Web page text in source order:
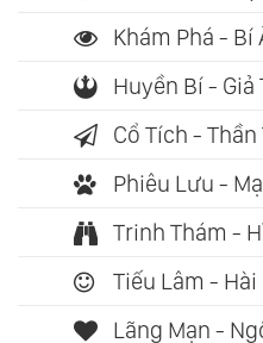
Khám Phá - Bí
Huyền Bí - Giả
Cổ Tích - Thần
Phiêu Lưu -
Trinh Thám -
Tiếu Lâm -
Lãng Mạn -